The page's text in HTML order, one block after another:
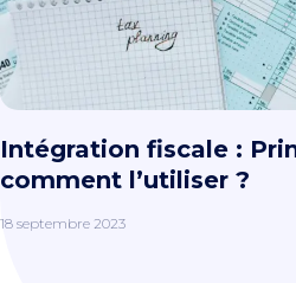
Intégration fiscale :
comment l’utiliser ?
18 septembre 2023